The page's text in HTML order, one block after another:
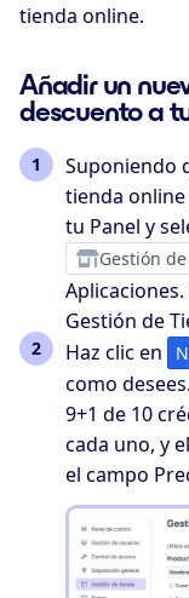
tienda online.
Añadir un
descuento a
Suponiendo
tienda
tu Panel y
Gestión
Gestión de
Haz clic en
como
9+1 de 10
cada uno, y
el campo